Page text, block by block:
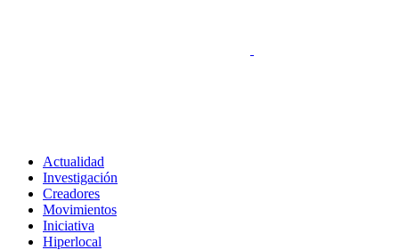
Actualidad
Investigación
Creadores
Movimientos
Iniciativa
Hiperlocal